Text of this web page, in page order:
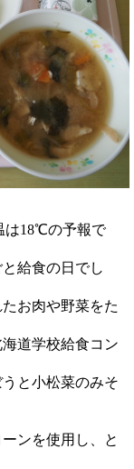
は18℃の予報で
給食の日でし
お肉や野菜をた
道学校給食コン
と小松菜のみそ
ンを使用し、と